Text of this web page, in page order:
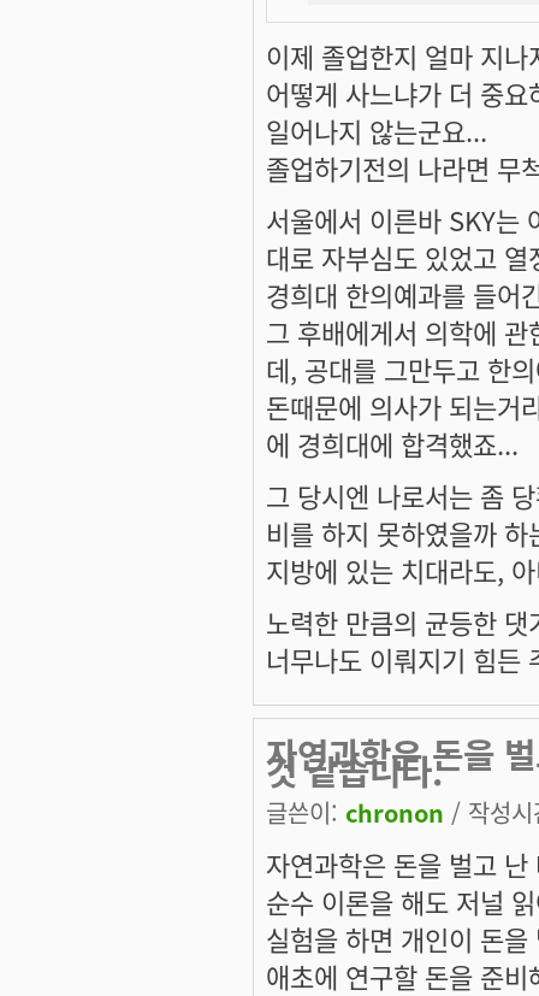
이제 졸업한지 얼마 지
어떻게 사느냐가 더 중
일어나지 않는군요...
졸업하기전의 나라면 무
서울에서 이른바 SKY는
대로 자부심도 있었고
경희대 한의예과를 들어
그 후배에게서 의학에
데, 공대를 그만두고 한
돈때문에 의사가 되는거
에 경희대에 합격했죠...
그 당시엔 나로서는 좀
비를 하지 못하였을까
지방에 있는 치대라도,
노력한 만큼의 균등한
너무나도 이뤄지기 힘든
자연과학은 돈을
것 같습니다.
글쓴이: chronon / 작성
자연과학은 돈을 벌고
순수 이론을 해도 저널
실험을 하면 개인이 돈
애초에 연구할 돈을 준